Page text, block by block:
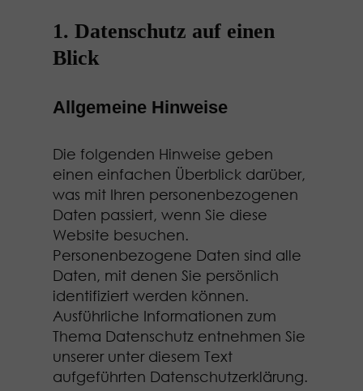
1. Datenschutz auf einen
Blick
Allgemeine Hinweise
Die folgenden Hinweise geben
einen einfachen Überblick darüber,
was mit Ihren personenbezogenen
Daten passiert, wenn Sie diese
Website besuchen.
Personenbezogene Daten sind alle
Daten, mit denen Sie persönlich
identifiziert werden können.
Ausführliche Informationen zum
Thema Datenschutz entnehmen Sie
unserer unter diesem Text
aufgeführten Datenschutzerklärung.